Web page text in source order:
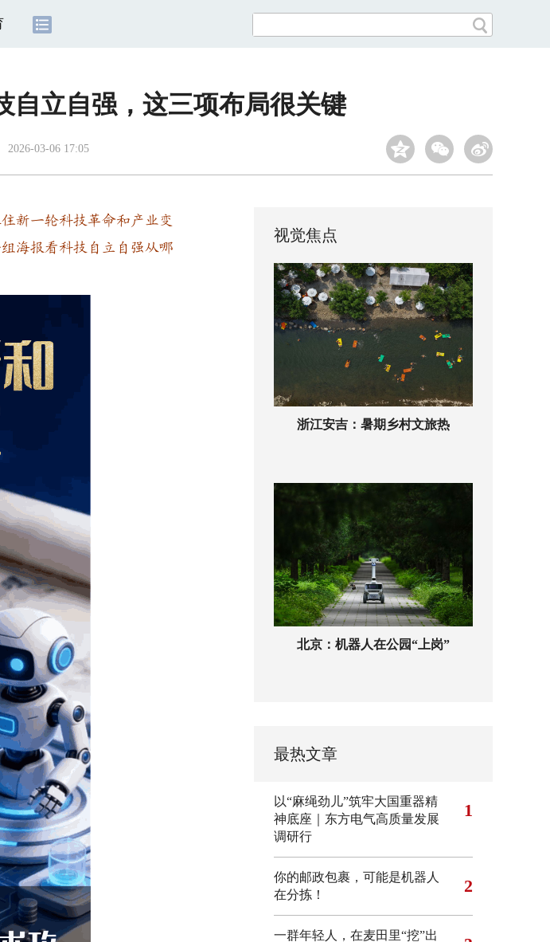
自立自强，这三项布局很关键
2026-03-06 17:05
新一轮科技革命和产业变
海报看科技自立自强从哪
视觉焦点
浙江安吉：暑期乡村文旅热
北京：机器人在公园“上岗”
最热文章
以“麻绳劲儿”筑牢大国重器精
神底座｜东方电气高质量发展
调研行
1
你的邮政包裹，可能是机器人
在分拣！
2
一群年轻人，在麦田里“挖”出